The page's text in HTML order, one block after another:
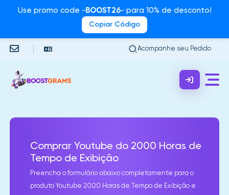
Use promo code - BOOST26- para 10% de desconto!
Copiar Código
Acompanhe seu Pedido
Comprar Youtube do 2000 Horas de
Tempo de Exibição
Preencha o formulário abaixo completamente para o
produto Youtube 2000 Horas de Tempo de Exibição e